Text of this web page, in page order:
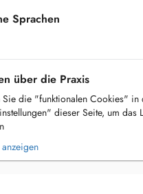
Sprachen
über die Praxis
Sie die "funktionalen Cookies" in
dieser Seite, um das